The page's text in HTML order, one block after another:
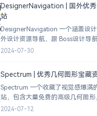
DesignerNavigation | 国外优
站
DesignerNavigation 一个涵盖设
外设计资源导航，跟 Boss设计导
分门别类的划分设计灵感、资讯、
2024-07-30
Spectrum | 优秀几何图形宝藏
Spectrum 一个收藏了视觉感爆满
站，包含大量免费的高级几何图
周都会更新 100 个几何图案，不断
2024-07-12